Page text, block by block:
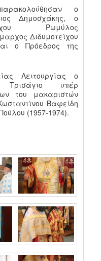
ο
Δημοσχάκης, ο
Ρωμύλος
Διδυμοτείχου
ο Πρόεδρος της
Λειτουργίας ο
Τρισάγιο υπέρ
του μακαριστών
Βαφείδη
(1957-1974).